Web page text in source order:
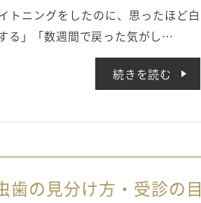
トニングをしたのに、思ったほど白
る」「数週間で戻った気がし…
続きを読む
歯の見分け方・受診の目